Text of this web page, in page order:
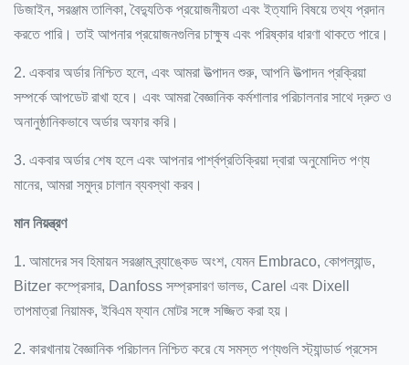
ডিজাইন, সরঞ্জাম তালিকা, বৈদ্যুতিক প্রয়োজনীয়তা এবং ইত্যাদি বিষয়ে তথ্য প্রদান
করতে পারি। তাই আপনার প্রয়োজনগুলির চাক্ষুষ এবং পরিষ্কার ধারণা থাকতে পারে।
2. একবার অর্ডার নিশ্চিত হলে, এবং আমরা উত্পাদন শুরু, আপনি উত্পাদন প্রক্রিয়া
সম্পর্কে আপডেট রাখা হবে। এবং আমরা বৈজ্ঞানিক কর্মশালার পরিচালনার সাথে দ্রুত ও
অনানুষ্ঠানিকভাবে অর্ডার অফার করি।
3. একবার অর্ডার শেষ হলে এবং আপনার পার্শ্বপ্রতিক্রিয়া দ্বারা অনুমোদিত পণ্য
মানের, আমরা সমুদ্র চালান ব্যবস্থা করব।
মান নিয়ন্ত্রণ
1. আমাদের সব হিমায়ন সরঞ্জাম ব্র্যাঙ্কেড অংশ, যেমন Embraco, কোপল্যান্ড,
Bitzer কম্প্রেসার, Danfoss সম্প্রসারণ ভালভ, Carel এবং Dixell
তাপমাত্রা নিয়ামক, ইবিএম ফ্যান মোটর সঙ্গে সজ্জিত করা হয়।
2. কারখানায় বৈজ্ঞানিক পরিচালন নিশ্চিত করে যে সমস্ত পণ্যগুলি স্ট্যান্ডার্ড প্রসেস